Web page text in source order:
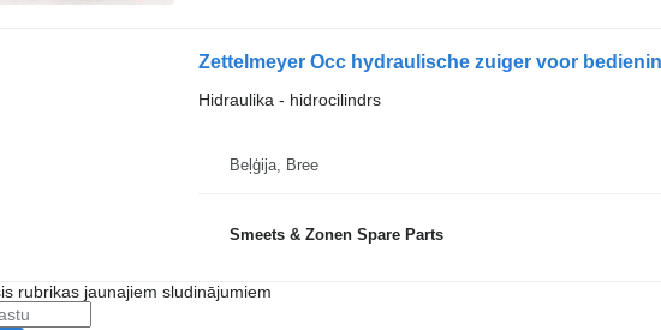
Hidraulika - hidrocilindrs
Beļģija, Bree
Smeets & Zonen Spare Parts
rubrikas jaunajiem sludinājumiem